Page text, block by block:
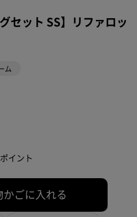
セット SS】リファロッ
ム
イント
かごに入れる